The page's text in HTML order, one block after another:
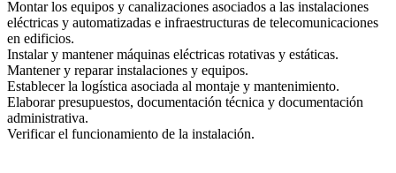
Montar los equipos y canalizaciones asociados a las instalaciones
eléctricas y automatizadas e infraestructuras de telecomunicaciones
en edificios.
Instalar y mantener máquinas eléctricas rotativas y estáticas.
Mantener y reparar instalaciones y equipos.
Establecer la logística asociada al montaje y mantenimiento.
Elaborar presupuestos, documentación técnica y documentación
administrativa.
Verificar el funcionamiento de la instalación.